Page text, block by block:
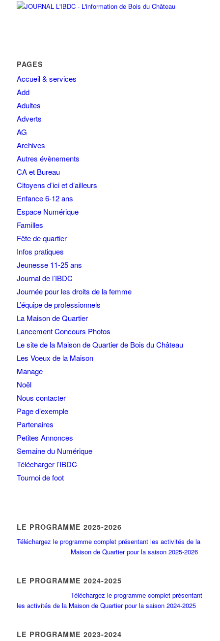
PAGES
Accueil & services
Add
Adultes
Adverts
AG
Archives
Autres évènements
CA et Bureau
Citoyens d’ici et d’ailleurs
Enfance 6-12 ans
Espace Numérique
Familles
Fête de quartier
Infos pratiques
Jeunesse 11-25 ans
Journal de l’IBDC
Journée pour les droits de la femme
L’équipe de professionnels
La Maison de Quartier
Lancement Concours Photos
Le site de la Maison de Quartier de Bois du Château
Les Voeux de la Maison
Manage
Noël
Nous contacter
Page d’exemple
Partenaires
Petites Annonces
Semaine du Numérique
Télécharger l’IBDC
Tournoi de foot
LE PROGRAMME 2025-2026
Téléchargez le programme complet présentant les activités de la
Maison de Quartier pour la saison 2025-2026
LE PROGRAMME 2024-2025
Téléchargez le programme complet présentant
les activités de la Maison de Quartier pour la saison 2024-2025
LE PROGRAMME 2023-2024